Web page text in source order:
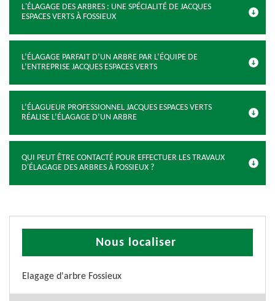
L'ÉLAGAGE DES ARBRES : UNE SPÉCIALITÉ DE JACQUES
ESPACES VERTS À FOSSIEUX
L’ÉLAGAGE PARFAIT D’UN ARBRE PAR L’ÉQUIPE DE
L’ENTREPRISE JACQUES ESPACES VERTS
L’ÉLAGUEUR PROFESSIONNEL JACQUES ESPACES VERTS
RÉALISE L’ÉLAGAGE D’UN ARBRE
QUI PEUT ÊTRE CONTACTÉ POUR EFFECTUER LES TRAVAUX
D'ÉLAGAGE DES ARBRES À FOSSIEUX ?
Nous localiser
Elagage d'arbre Fossieux